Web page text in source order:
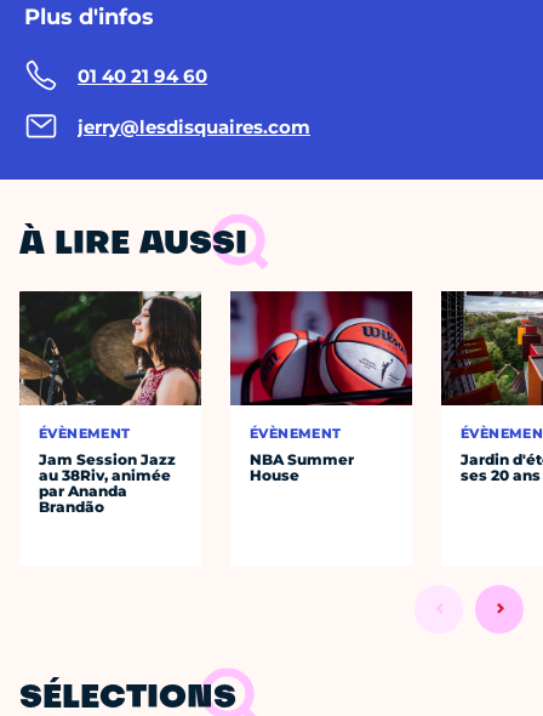
Plus d'infos
01 40 21 94 60
jerry@lesdisquaires.com
À LIRE AUSSI
ÉVÈNEMENT
Jam Session Jazz
au 38Riv, animée
par Ananda
Brandão
ÉVÈNEMENT
NBA Summer
House
Jardin
ses 20 ans
SÉLECTIONS